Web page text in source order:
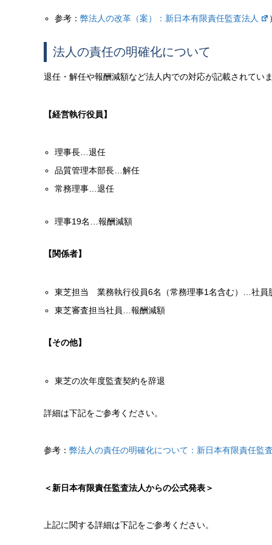
参考：弊法人の改革（案）：新日本有限責任監査法人 ）
法人の責任の明確化について
退任・解任や報酬減額など法人内での対応が記載されていま
【経営執行役員】
理事長…退任
品質管理本部長…解任
常務理事…退任
理事19名…報酬減額
【関係者】
東芝担当 業務執行役員6名（常務理事1名含む）…社員
東芝審査担当社員…報酬減額
【その他】
東芝の次年度監査契約を辞退
詳細は下記をご参考ください。
参考： 弊法人の責任の明確化について：新日本有限責任監
＜新日本有限責任監査法人からの公式発表＞
上記に関する詳細は下記をご参考ください。